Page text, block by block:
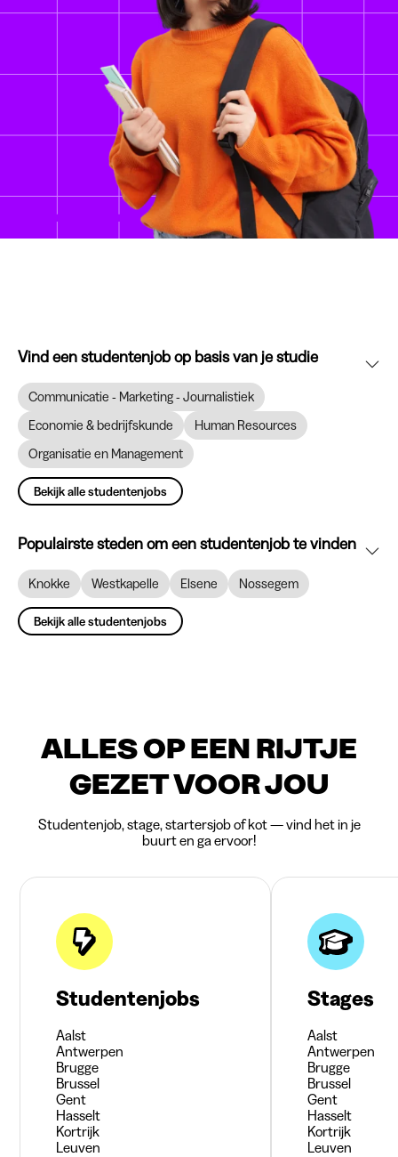
Vind een studentenjob op basis van je studie
Communicatie - Marketing - Journalistiek
Economie & bedrijfskunde
Human Resources
Organisatie en Management
Bekijk alle studentenjobs
Populairste steden om een studentenjob te vinden
Knokke Westkapelle Elsene Nossegem
Bekijk alle studentenjobs
ALLES OP EEN RIJTJE
GEZET VOOR JOU
Studentenjob, stage, startersjob of kot — vind het in je
buurt en ga ervoor!
Studentenjobs
Aalst
Antwerpen
Brugge
Brussel
Gent
Hasselt
Kortrijk
Leuven
Stages
Aalst
Antwerpen
Brugge
Brussel
Gent
Hasselt
Kortrijk
Leuven